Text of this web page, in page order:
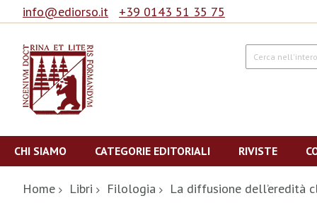
info@ediorso.it +39 0143 51 35 75
Cerca
al
contenuto
CHI SIAMO CATEGORIE EDITORIALI RIVISTE
Home Libri Filologia La diffusione dell’eredità